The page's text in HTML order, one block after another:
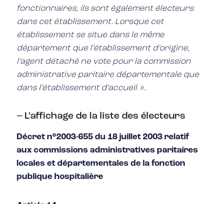
fonctionnaires, ils sont également électeurs
dans cet établissement. Lorsque cet
établissement se situe dans le même
département que l’établissement d’origine,
l’agent détaché ne vote pour la commission
administrative paritaire départementale que
dans l’établissement d’accueil ».
– L’affichage de la liste des électeurs
Décret n°2003-655 du 18 juillet 2003 relatif
aux commissions administratives paritaires
locales et départementales de la fonction
publique hospitalière